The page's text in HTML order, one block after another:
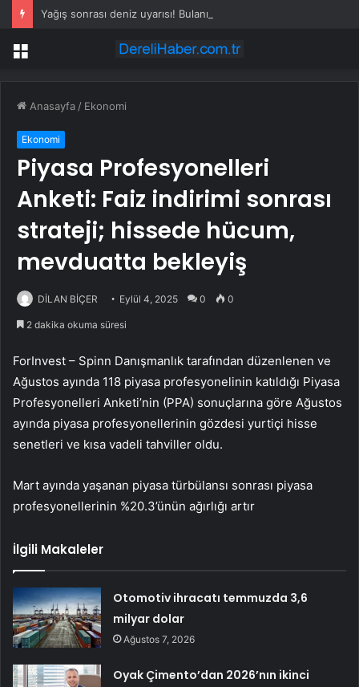
Menü
Anasayfa / Ekonomi
Ekonomi
Piyasa Profesyonelleri
Anketi: Faiz indirimi sonrası
strateji; hissede hücum,
mevduatta bekleyiş
DİLAN BİÇER Eylül 4, 2025 0 0
2 dakika okuma süresi
ForInvest – Spinn Danışmanlık tarafından düzenlenen ve
Ağustos ayında 118 piyasa profesyonelinin katıldığı Piyasa
Profesyonelleri Anketi’nin (PPA) sonuçlarına göre Ağustos
ayında piyasa profesyonellerinin gözdesi yurtiçi hisse
senetleri ve kısa vadeli tahviller oldu.
Mart ayında yaşanan piyasa türbülansı sonrası piyasa
profesyonellerinin %20.3’ünün ağırlığı artır
İlgili Makaleler
Otomotiv ihracatı temmuzda 3,6
milyar dolar
Ağustos 7, 2026
Oyak Çimento’dan 2026’nın ikinci